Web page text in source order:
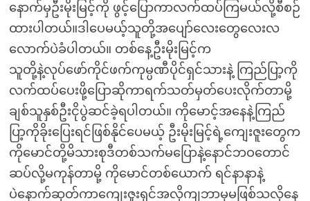
နောက်မှဦးမိုးမြင့်ကို ဖွင့်ပြောကာလက်ထပ်ကြမယ်လို့စီစဉ်
ထားပါတယ်။ဒါပေမယ့်သူတို့အပျော်လေးတွေလေးလ
လောက်ပဲခံပါတယ်။ တစ်နေ့ဦးမိုးမြင့်က
သူတို့နဲ့လုပ်ဖော်ကိုင်ဖက်ကုမ္ပဏီပိုင်ရှင်သားနဲ့ ကြည်ပြာ့ကို
လက်ထပ်ပေးဖို့ပြောဆိုကာရက်သတ်မှတ်ပေးလိုက်တာမို့
ချစ်သူနှစ်ဦးငိုပွဲဆင်ခဲ့ရပါတယ်။ ကိုမောင့်အနေနဲ့ကြည်
ပြာ့ကိုခိုးပြေးရင်ဖြစ်နိုင်ပေမယ့် ဦးမိုးမြင့်ရဲ့ကျေးဇူးတွေက
ကိုမောင်တို့မိသားစုဒီတစ်သက်မပြောနဲ့နောင်ဘဝတောင်
ဆပ်လို့မကုန်တာမို့ ကိုမောင်တစ်ယောက် ရင်နာနာနဲ့
ပဲနောက်ဆုတ်ကာကျေးဇူးရှင်အလိုကျဘာမှမဖြစ်သလိုနေ